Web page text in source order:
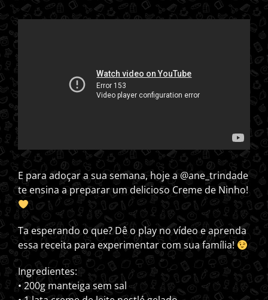
E para adoçar a sua semana, hoje a @ane_trindade
te ensina a preparar um delicioso Creme de Ninho!
Ta esperando o que? Dê o play no vídeo e aprenda
essa receita para experimentar com sua família!
Ingredientes:
• 200g manteiga sem sal